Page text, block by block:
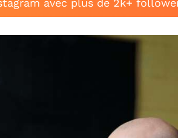
avec plus de 2k+